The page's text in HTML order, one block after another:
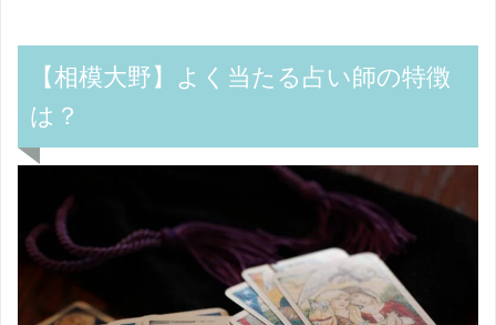
【相模大野】よく当たる占い師の特徴
は？